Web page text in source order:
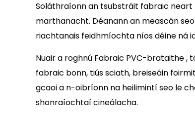
Soláthraíonn an tsubstráit fabraic
marthanacht. Déanann an meascán
riachtanais feidhmíochta níos déine ná
Nuair a roghnú Fabraic PVC-brataithe,
fabraic bonn, tiús sciath, breiseáin
gcaoi a n-oibríonn na heilimintí seo le
shonraíochtaí cineálacha.